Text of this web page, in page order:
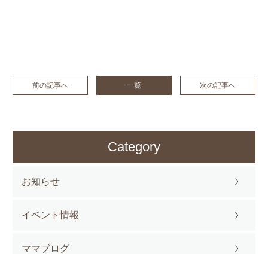
前の記事へ 一覧 次の記事へ
Category
お知らせ
イベント情報
ママブログ